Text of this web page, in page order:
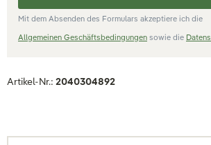
Mit dem Absenden des Formulars akzeptiere ich die
Allgemeinen Geschäftsbedingungen sowie die
Artikel-Nr.: 2040304892